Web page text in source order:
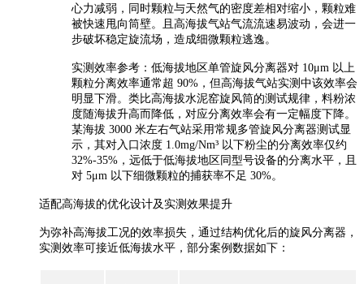
心力减弱，同时颗粒与天然气的密度差相对缩小，颗粒难
被快速甩向筒壁。且高海拔气站气流流速易波动，会进一
步破坏稳定旋流场，造成细微颗粒逃逸。
实测效率参考：低海拔地区单管旋风分离器对 10μm 以上
颗粒分离效率通常超 90%，但高海拔气站实测中该效率会
明显下滑。类比高海拔水泥窑旋风筒的测试规律，料粉浓
度随海拔升高而降低，对应分离效率会有一定幅度下降。
某海拔 3000 米左右气站采用常规多管旋风分离器测试显
示，其对入口浓度 1.0mg/Nm³ 以下粉尘的分离效率仅约
32%-35%，远低于低海拔地区同型号设备的分离水平，且
对 5μm 以下细微颗粒的捕获率不足 30%。
适配高海拔的优化设计及实测效果提升
为弥补高海拔工况的效率损失，通过结构优化后的旋风分离器，
实测效率可接近低海拔水平，部分案例数据如下：